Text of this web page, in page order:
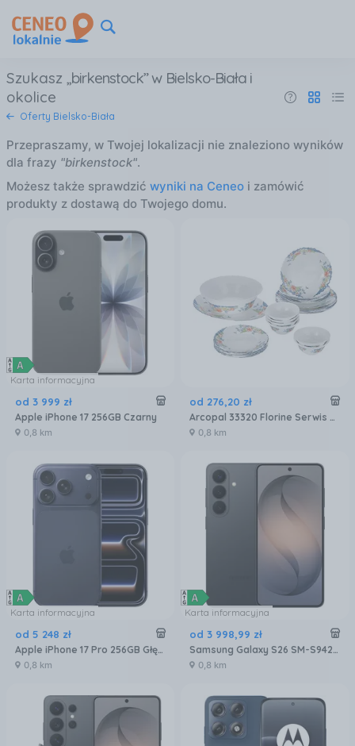
Szukasz birkenstock w Bielsko-Biała i
okolice
Oferty Bielsko-Biała
Przepraszamy, w Twojej lokalizacji nie znaleziono wyników
dla frazy "birkenstock".
Możesz także sprawdzić wyniki na Ceneoi zamówić
produkty z dostawą do Twojego domu.
Karta informacyjna
od 3 999 zł
Apple iPhone 17 256GB Czarny
0,8 km
od 276,20 zł
Arcopal 33320 Florine Serwis Zestaw Obiadowy 26EL
0,8 km
Karta informacyjna
od 5 248 zł
Apple iPhone 17 Pro 256GB Głębinowy błękit
0,8 km
Karta informacyjna
od 3 998,99 zł
Samsung Galaxy S26 SM-S942 12/256GB Czarny
0,8 km